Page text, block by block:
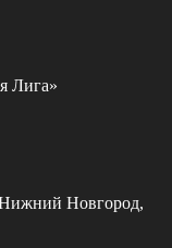
Лига»
Нижний Новгород,